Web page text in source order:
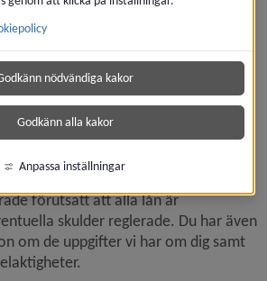
vidare, men du har när som helst
förutsatt att alla lån är
skulder reglerade. Du har även
om de uppgifter vi har om dig samt
nödvändiga kakor
Godkänn alla kakor
Anpassa inställningar